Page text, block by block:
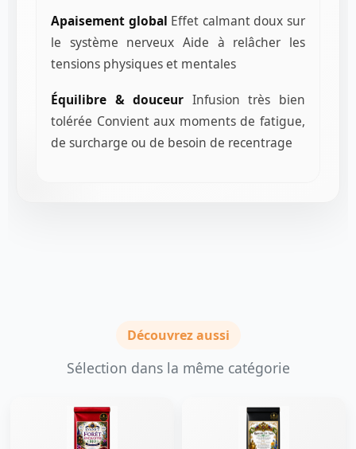
Apaisement global Effet calmant doux sur
le système nerveux Aide à relâcher les
tensions physiques et mentales
Équilibre & douceur Infusion très bien
tolérée Convient aux moments de fatigue,
de surcharge ou de besoin de recentrage
Découvrez aussi
Sélection dans la même catégorie